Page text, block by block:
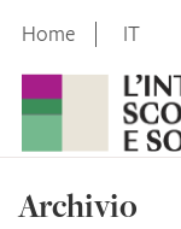
Home IT
Archivio